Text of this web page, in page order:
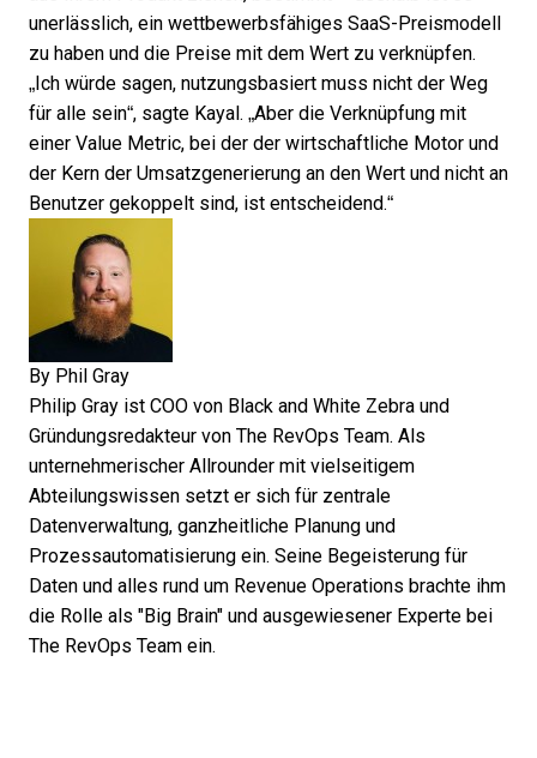
unerlässlich, ein wettbewerbsfähiges SaaS-Preismodell
zu haben und die Preise mit dem Wert zu verknüpfen.
„Ich würde sagen, nutzungsbasiert muss nicht der Weg
für alle sein“, sagte Kayal. „Aber die Verknüpfung mit
einer Value Metric, bei der der wirtschaftliche Motor und
der Kern der Umsatzgenerierung an den Wert und nicht an
Benutzer gekoppelt sind, ist entscheidend.“
By Phil Gray
Philip Gray ist COO von Black and White Zebra und
Gründungsredakteur von The RevOps Team. Als
unternehmerischer Allrounder mit vielseitigem
Abteilungswissen setzt er sich für zentrale
Datenverwaltung, ganzheitliche Planung und
Prozessautomatisierung ein. Seine Begeisterung für
Daten und alles rund um Revenue Operations brachte ihm
die Rolle als "Big Brain" und ausgewiesener Experte bei
The RevOps Team ein.